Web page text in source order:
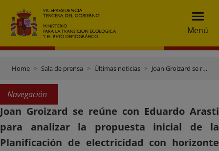
Menú
Home Sala de prensa Últimas noticias Joan Groizard se reúne con Eduardo Arasti para analizar la propuesta inicial de la Planificación de electricidad con horizonte 2030
Navegación
Joan Groizard se reúne con Eduardo Arasti
para analizar la propuesta inicial de la
Planificación de electricidad con horizonte